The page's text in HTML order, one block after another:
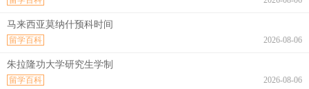
马来西亚莫纳什预科时间
2026-08-06
留学百科
朱拉隆功大学研究生学制
2026-08-06
留学百科